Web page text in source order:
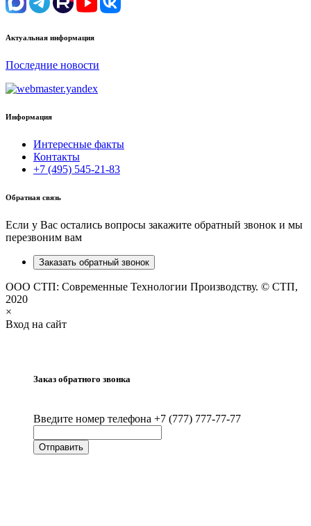
Актуальная информация
Последние новости
Информация
Интересные факты
Контакты
+7 (495) 545-21-83
Обратная связь
Если у Вас остались вопросы закажите обратный звонок и мы
перезвоним вам
Заказать обратный звонок
ООО СТП: Современные Технологии Производству. © СТП,
2020
×
Вход на сайт
Заказ обратного звонка
Введите номер телефона +7 (777) 777-77-77
Отправить